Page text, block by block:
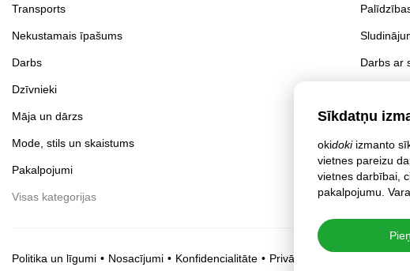
Sīkdatņu
okidokiizmanto
vietnes pareizu
vietnes darbībai,
pakalpojumu.
Transports
Nekustamais īpašums
Darbs
Dzīvnieki
Māja un dārzs
Mode, stils un skaistums
Pakalpojumi
Visas kategorijas
Darbs ar
Konta
Politika un līgumi Nosacījumi Konfidencialitāte Privātuma iestatījumi